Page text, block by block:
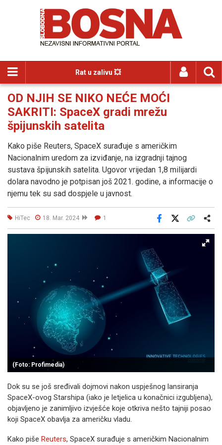
Rat u zalivu 💥
OD NJIH SE NIKO NEĆE MOĆI
SAKRITI: SpaceX gradi mrežu
špijunskih satelita
Kako piše Reuters, SpaceX surađuje s američkim
Nacionalnim uredom za izviđanje, na izgradnji tajnog
sustava špijunskih satelita. Ugovor vrijedan 1,8 milijardi
dolara navodno je potpisan još 2021. godine, a informacije o
njemu tek su sad dospjele u javnost.
HiTec 18. Mar. 2024 1
Facebook
(Foto: Profimedia)
Dok su se još sređivali dojmovi nakon uspješnog lansiranja
SpaceX-ovog Starshipa (iako je letjelica u konačnici izgubljena),
objavljeno je zanimljivo izvješće koje otkriva nešto tajniji posao
koji SpaceX obavlja za američku vladu.
Kako piše Reuters, SpaceX surađuje s američkim Nacionalnim